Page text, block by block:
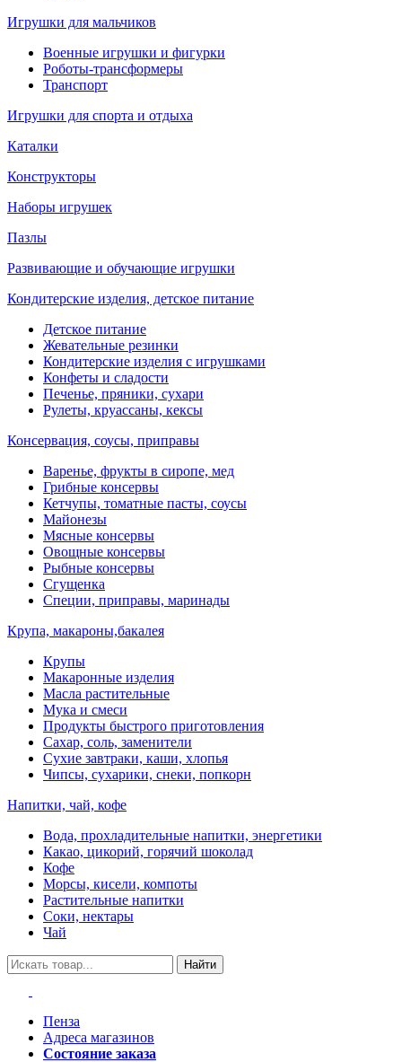
Игрушки для мальчиков
Военные игрушки и фигурки
Роботы-трансформеры
Транспорт
Игрушки для спорта и отдыха
Каталки
Конструкторы
Наборы игрушек
Пазлы
Развивающие и обучающие игрушки
Кондитерские изделия, детское питание
Детское питание
Жевательные резинки
Кондитерские изделия с игрушками
Конфеты и сладости
Печенье, пряники, сухари
Рулеты, круассаны, кексы
Консервация, соусы, приправы
Варенье, фрукты в сиропе, мед
Грибные консервы
Кетчупы, томатные пасты, соусы
Майонезы
Мясные консервы
Овощные консервы
Рыбные консервы
Сгущенка
Специи, приправы, маринады
Крупа, макароны,бакалея
Крупы
Макаронные изделия
Масла растительные
Мука и смеси
Продукты быстрого приготовления
Сахар, соль, заменители
Сухие завтраки, каши, хлопья
Чипсы, сухарики, снеки, попкорн
Напитки, чай, кофе
Вода, прохладительные напитки, энергетики
Какао, цикорий, горячий шоколад
Кофе
Морсы, кисели, компоты
Растительные напитки
Соки, нектары
Чай
Найти
Пенза
Адреса магазинов
Состояние заказа